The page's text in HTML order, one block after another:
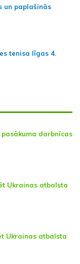
un paplašinās
tenisa līgas 4.
darbnīcas
Ukrainas atbalsta
Ukrainas atbalsta